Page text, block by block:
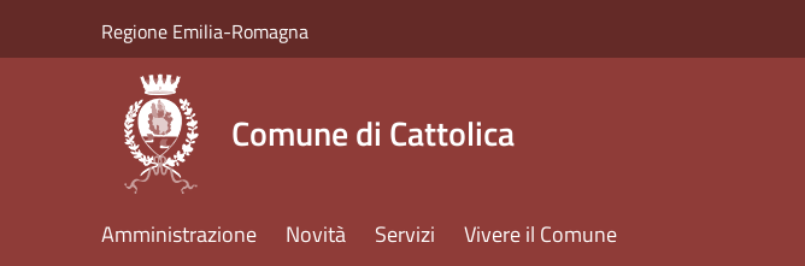
Regione Emilia-Romagna
Comune di Cattolica
Amministrazione Novità Servizi Vivere il Comune